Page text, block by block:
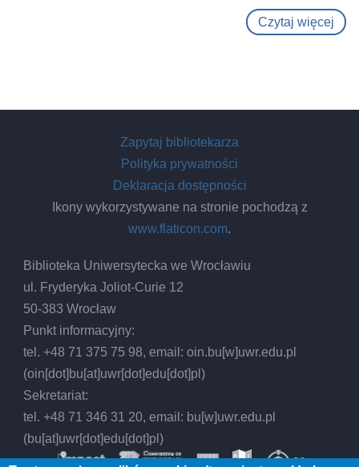
Czytaj więcej
:
Zapytaj bibliotekarza
Polityka prywatności
Deklaracja dostępności
Ikony wykorzystywane na stronie pochodzą z
www.flaticon.com.
Biblioteka Uniwersytecka we Wrocławiu
ul. Fryderyka Joliot-Curie 12
50-383 Wrocław
Punkt informacyjny:
tel. +48 71 375 75 98, email:oin.bu[w]uwr.edu.pl
(oin[dot]bu[at]uwr[dot]edu[dot]pl)
Sekretariat:
tel. +48 71 346 31 20, email: bu[w]uwr.edu.pl
(bu[at]uwr[dot]edu[dot]pl)